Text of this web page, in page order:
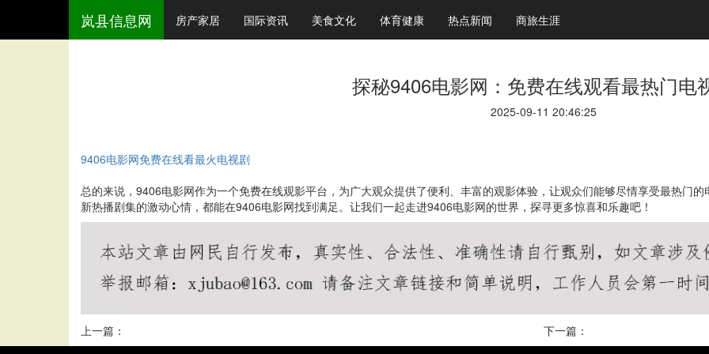
岚县信息网 房产家居 国际资讯 美食文化 体育健康 热点新闻 商旅生涯
探秘9406电影网：免费在线观看最热门电
2025-09-11 20:46:25
9406电影网免费在线看最火电视剧
总的来说，9406电影网作为一个免费在线观影平台，为广大观众提供了便利、丰富的观影体验，让观众们能够尽情享受最热门
新热播剧集的激动心情，都能在9406电影网找到满足。让我们一起走进9406电影网的世界，探寻更多惊喜和乐趣吧！
上一篇： 下一篇：